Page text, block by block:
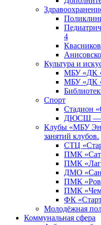
4
Культура и
МБУ «ДК
МБУ «ДК
Спорт
Стадион
ДЮСШ —
Клубы «МБУ
занятий клубов.
СТЦ
ПМК
ПМК
ДМО
ПМК
ПМК
ФК
Молодёжная
Коммунальная сфера